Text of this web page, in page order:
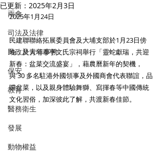
兩會
司法及法律
民政及青年事務
保安
教育
醫務衛生
發展
動物權益
已更新： 2025年2月3日
2025年1月24日
民建聯聯絡拓展委員會及大埔支部於1月23日傍
晚，於大埔泰亨文氏宗祠舉行「靈蛇獻瑞，共迎
新春：盆菜交流盛宴」，藉農曆新年的契機，
與 30 多名駐港外國領事及外國商會代表聯誼，品
嚐盆菜，以及親身體驗舞獅、寫揮春等中國傳統
文化習俗，加深彼此了解，共渡新春佳節。